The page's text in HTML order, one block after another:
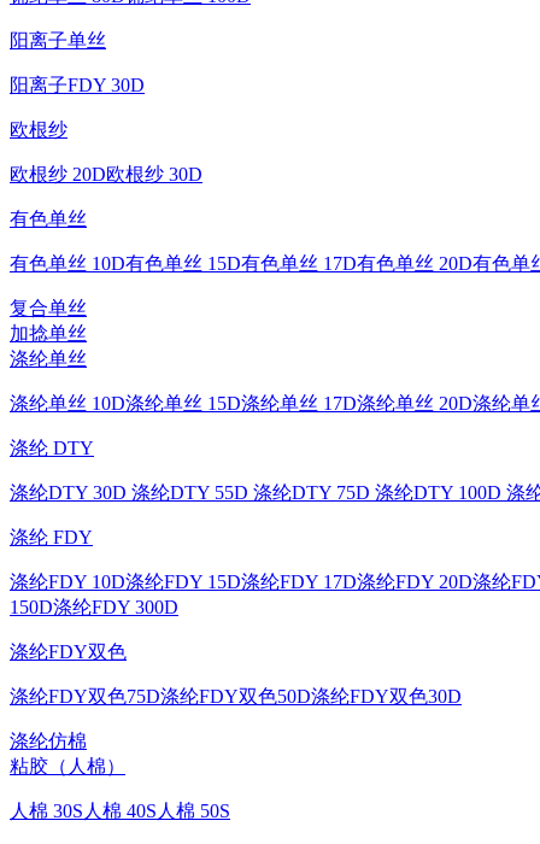
阳离子单丝
阳离子FDY 30D
欧根纱
欧根纱 20D欧根纱 30D
有色单丝
有色单丝 10D有色单丝 15D有色单丝 17D有色单丝 20D有色单
复合单丝
加捻单丝
涤纶单丝
涤纶单丝 10D涤纶单丝 15D涤纶单丝 17D涤纶单丝 20D涤纶单
涤纶 DTY
涤纶DTY 30D 涤纶DTY 55D 涤纶DTY 75D 涤纶DTY 100D 涤
涤纶 FDY
涤纶FDY 10D涤纶FDY 15D涤纶FDY 17D涤纶FDY 20D涤纶
150D涤纶FDY 300D
涤纶FDY双色
涤纶FDY双色75D涤纶FDY双色50D涤纶FDY双色30D
涤纶仿棉
粘胶（人棉）
人棉 30S 人棉 40S 人棉 50S